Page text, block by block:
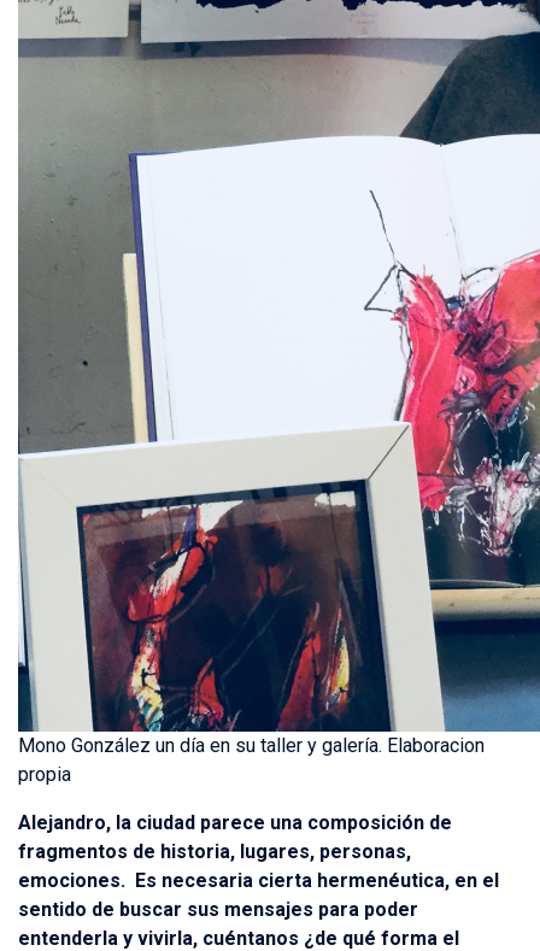
Mono González un día en su taller y galería. Elaboracion
propia
Alejandro, la ciudad parece una composición de
fragmentos de historia, lugares, personas,
emociones. Es necesaria cierta hermenéutica, en el
sentido de buscar sus mensajes para poder
entenderla y vivirla, cuéntanos ¿de qué forma el